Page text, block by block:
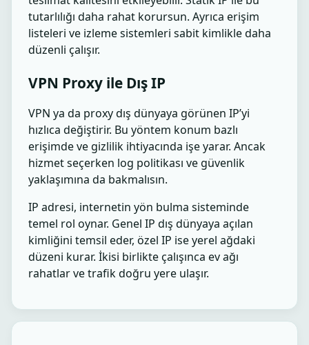
tutarlılığı daha rahat korursun. Ayrıca erişim
listeleri ve izleme sistemleri sabit kimlikle daha
düzenli çalışır.
VPN Proxy ile Dış IP
VPN ya da proxy dış dünyaya görünen IP’yi
hızlıca değiştirir. Bu yöntem konum bazlı
erişimde ve gizlilik ihtiyacında işe yarar. Ancak
hizmet seçerken log politikası ve güvenlik
yaklaşımına da bakmalısın.
IP adresi, internetin yön bulma sisteminde
temel rol oynar. Genel IP dış dünyaya açılan
kimliğini temsil eder, özel IP ise yerel ağdaki
düzeni kurar. İkisi birlikte çalışınca ev ağı
rahatlar ve trafik doğru yere ulaşır.